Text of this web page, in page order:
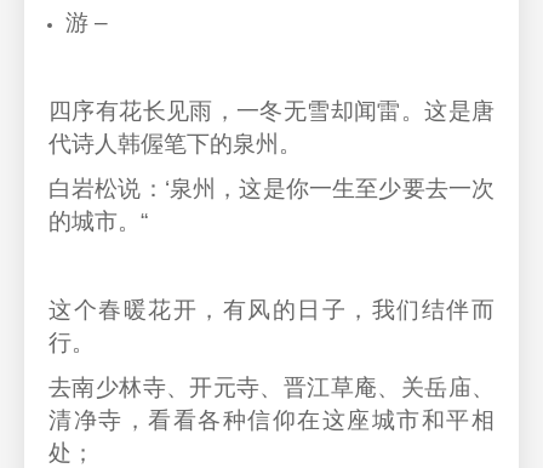
游 –
四序有花长见雨，一冬无雪却闻雷。这是唐
代诗人韩偓笔下的泉州。
白岩松说：‘泉州，这是你一生至少要去一次
的城市。“
这个春暖花开，有风的日子，我们结伴而
行。
去南少林寺、开元寺、晋江草庵、关岳庙、
清净寺，看看各种信仰在这座城市和平相
处；